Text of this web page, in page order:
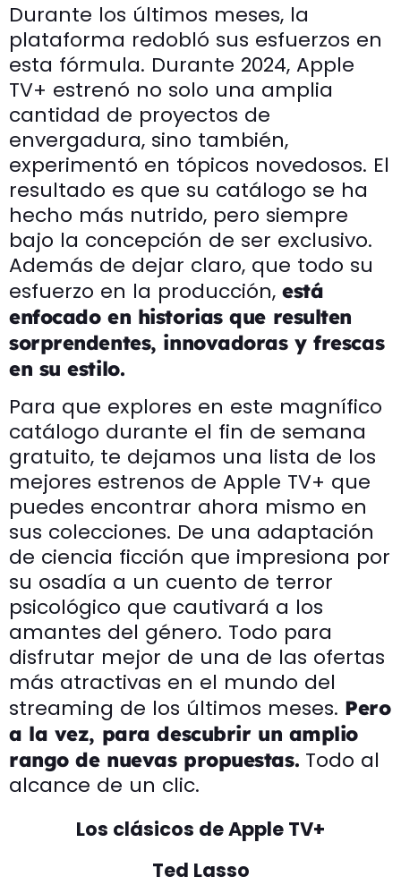
Durante los últimos meses, la
plataforma redobló sus esfuerzos en
esta fórmula. Durante 2024, Apple
TV+ estrenó no solo una amplia
cantidad de proyectos de
envergadura, sino también,
experimentó en tópicos novedosos. El
resultado es que su catálogo se ha
hecho más nutrido, pero siempre
bajo la concepción de ser exclusivo.
Además de dejar claro, que todo su
esfuerzo en la producción, está
enfocado en historias que resulten
sorprendentes, innovadoras y frescas
en su estilo.
Para que explores en este magnífico
catálogo durante el fin de semana
gratuito, te dejamos una lista de los
mejores estrenos de Apple TV+ que
puedes encontrar ahora mismo en
sus colecciones. De una adaptación
de ciencia ficción que impresiona por
su osadía a un cuento de terror
psicológico que cautivará a los
amantes del género. Todo para
disfrutar mejor de una de las ofertas
más atractivas en el mundo del
streaming de los últimos meses. Pero
a la vez, para descubrir un amplio
rango de nuevas propuestas. Todo al
alcance de un clic.
Los clásicos de Apple TV+
Ted Lasso